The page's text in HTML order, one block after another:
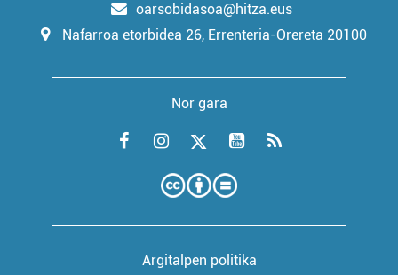
oarsobidasoa@hitza.eus
Nafarroa etorbidea 26, Errenteria-Orereta 20100
Nor gara
Argitalpen politika